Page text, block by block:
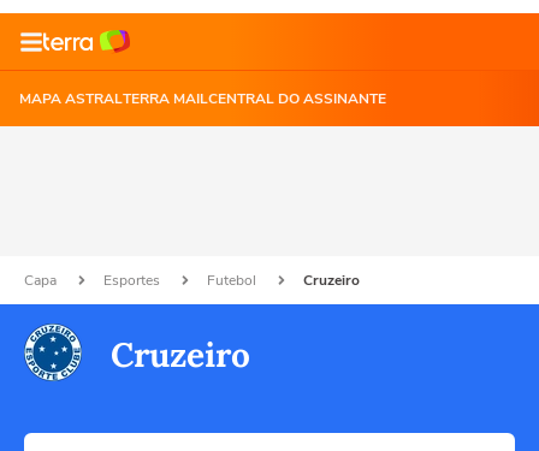
MAPA ASTRALTERRA MAILCENTRAL DO ASSINANTE
Capa Esportes Futebol Cruzeiro
Cruzeiro